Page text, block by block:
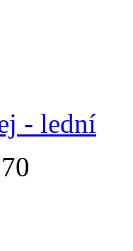
- lední